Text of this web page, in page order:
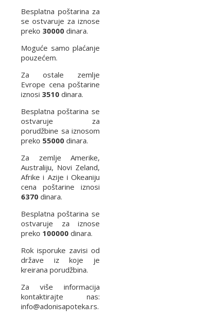
Besplatna poštarina za
se ostvaruje za iznose
preko 30000 dinara.
Moguće samo plaćanje
pouzećem.
Za ostale zemlje
Evrope cena poštarine
iznosi 3510 dinara.
Besplatna poštarina se
ostvaruje za
porudžbine sa iznosom
preko 55000 dinara.
Za zemlje Amerike,
Australiju, Novi Zeland,
Afrike i Azije i Okeaniju
cena poštarine iznosi
6370 dinara.
Besplatna poštarina se
ostvaruje za iznose
preko 100000 dinara.
Rok isporuke zavisi od
države iz koje je
kreirana porudžbina.
Za više informacija
kontaktirajte nas:
info@adonisapoteka.rs.